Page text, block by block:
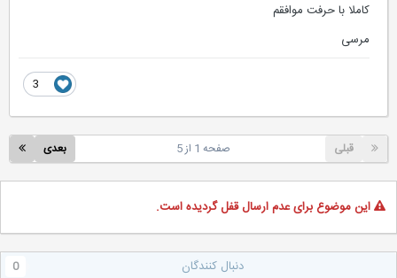
کاملا با حرفت موافقم
مرسی
قبلی بعدی صفحه 1 از 5
این موضوع برای عدم ارسال قفل گردیده است.
دنبال کنندگان